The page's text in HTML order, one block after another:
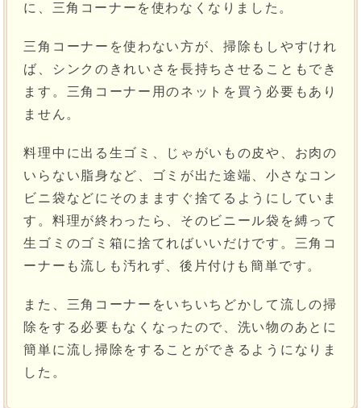
に、三角コーナーを使わなくなりました。
三角コーナーを使わない方が、掃除もしやすけれ
ば、シンクのきれいさを長持ちさせることもでき
ます。三角コーナー用のネットを買う必要もあり
ません。
料理中に出る生ゴミ、じゃがいもの皮や、お肉の
いらない脂身など、ゴミが出た途端、小さなコン
ビニ袋などにそのまますぐ捨てるようにしていま
す。料理が終わったら、そのビニール袋を縛って
生ゴミのゴミ箱に捨てればいいだけです。三角コ
ーナーも流しも汚れず、後片付けも簡単です。
また、三角コーナーをいちいちどかして流しの掃
除をする必要もなくなったので、洗い物のあとに
簡単に流し掃除をすることができるようになりま
した。